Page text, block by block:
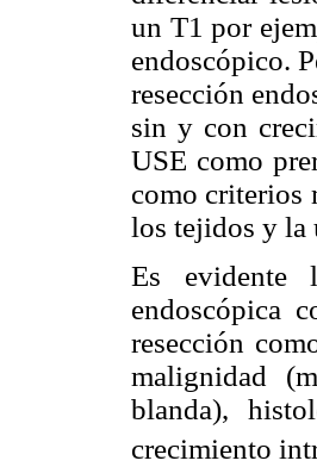
un T1 por
endoscópico.
resección
sin y con
USE como
como criterios
los tejidos y la
Es evidente
endoscópica
resección
malignidad
blanda),
crecimiento